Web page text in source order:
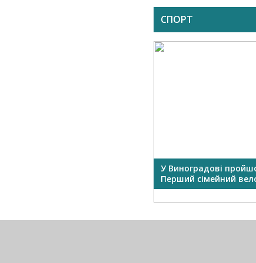
СПОРТ
У Виноградові
Перший сімейний